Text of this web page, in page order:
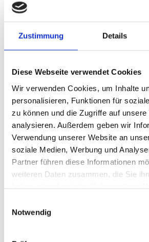
Zustimmung Details
Diese Webseite verwendet Cookies
Wir verwenden Cookies, um Inhalte
personalisieren, Funktionen für
zu können und die Zugriffe auf
analysieren. Außerdem geben wir
Verwendung unserer Website an
soziale Medien, Werbung und
Partner führen diese Informationen
weiteren Daten zusammen, die Sie
Notwendig